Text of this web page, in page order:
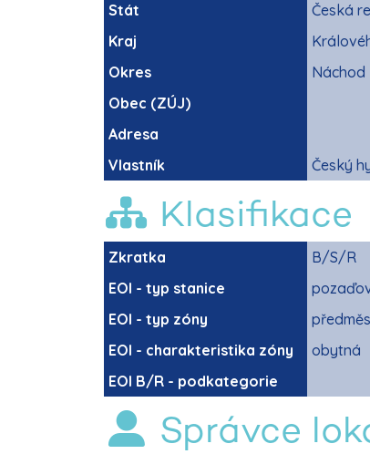
Stát
Česká
Kraj
Okres
Náchod
Obec (ZÚJ)
Adresa
Vlastník
Český
Klasifikace
Zkratka
B/S/R
EOI - typ stanice
EOI - typ zóny
EOI - charakteristika zóny
obytná
EOI B/R - podkategorie
Správce